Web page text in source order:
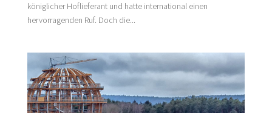
königlicher Hoflieferant und hatte international einen
hervorragenden Ruf. Doch die...